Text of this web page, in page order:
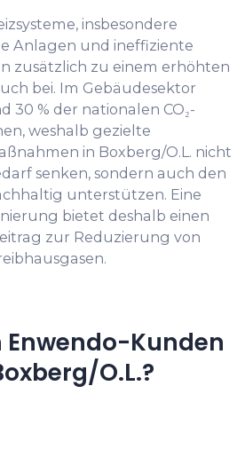
insbesondere
Anlagen und ineffiziente
zusätzlich zu einem erhöhten
bei. Im Gebäudesektor
30 % der nationalen CO₂-
weshalb gezielte
in Boxberg/O.L. nicht
senken, sondern auch den
unterstützen. Eine
bietet deshalb einen
zur Reduzierung von
Enwendo-Kunden
O.L.?